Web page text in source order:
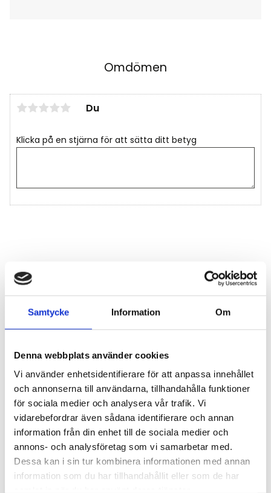
Samtycke Information Om
Denna webbplats använder cookies
Vi använder enhetsidentifierare för att anpassa innehållet
och annonserna till användarna, tillhandahålla funktioner
för sociala medier och analysera vår trafik. Vi
vidarebefordrar även sådana identifierare och annan
information från din enhet till de sociala medier och
annons- och analysföretag som vi samarbetar med.
Dessa kan i sin tur kombinera informationen med annan
information som du har tillhandahållit eller som de har
Omdömen
Du
Klicka på en stjärna för att sätta ditt betyg
Tips och inspiration
Stöldskydd för entreprenadmaskiner: så
skyddar du din maskin och utrustning
För entreprenörer är maskinerna hjärtat i